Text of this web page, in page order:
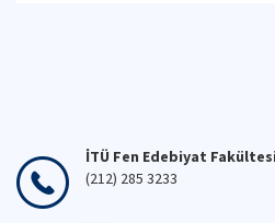
İTÜ Fen Edebiyat
(212) 285 3233